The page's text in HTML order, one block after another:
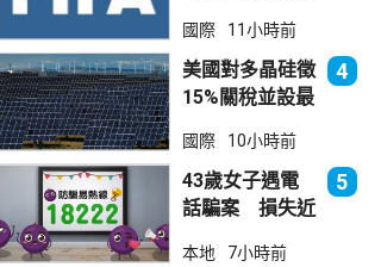
事
國際 11小時前
美國對多晶硅徵
15%關稅並設最
克：中國無法再
傾銷
4
國際 10小時前
43歲女子遇電
話騙案 損失近
5
本地 7小時前